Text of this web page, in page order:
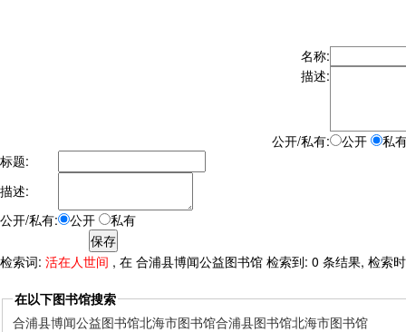
名称:
描述:
公开/私有: 公开
私
标题:
描述:
公开/私有:
公开 私有
检索词: 活在人世间 , 在 合浦县博闻公益图书馆 检索到: 0 条结果, 检索
在以下图书馆搜索
合浦县博闻公益图书馆北海市图书馆合浦县图书馆北海市图书馆